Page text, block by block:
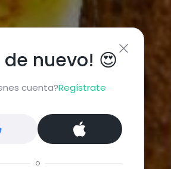
de nuevo! 😍
cuenta?Regístrate
o